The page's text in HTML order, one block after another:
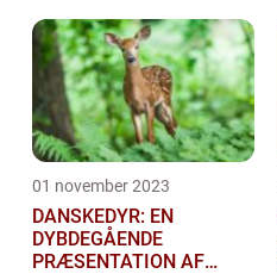
01 november 2023
DANSKEDYR: EN
DYBDEGÅENDE
PRÆSENTATION AF